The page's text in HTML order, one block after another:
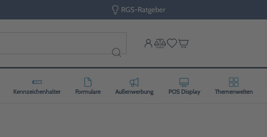
RGS-Ratgeber
Kennzeichenhalter Formulare Außenwerbung POS Display Themenwelten